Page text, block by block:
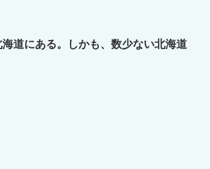
道にある。しかも、数少ない北海道